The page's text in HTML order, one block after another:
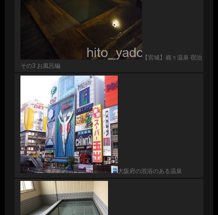
【宮城】峩々温泉 宿泊
その3 お風呂編
大阪府の混浴のある温泉